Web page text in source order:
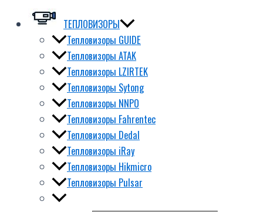
ТЕПЛОВИЗОРЫ
Тепловизоры GUIDE
Тепловизоры ATAK
Тепловизоры LZIRTEK
Тепловизоры Sytong
Тепловизоры NNPO
Тепловизоры Fahrentec
Тепловизоры Dedal
Тепловизоры iRay
Тепловизоры Hikmicro
Тепловизоры Pulsar